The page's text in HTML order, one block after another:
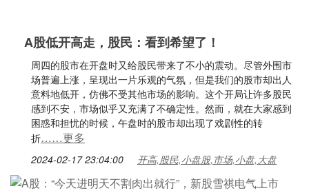
A股低开高走，股民：看到希望了！
周四的股市在开盘时又给股民带来了不小的震动。尽管外围市
场普遍上涨，呈现出一片乐观的气氛，但是我们的股市却出人
意料地低开，仿佛不受其他市场的影响。这个开局让许多股民
感到不安，市场似乎又充满了不确定性。然而，就在大家感到
困惑和担忧的时候，午盘时的股市却出现了戏剧性的转
折……更多
2024-02-17 23:04:00 开高,股民,小盘股,市场,小盘,大盘